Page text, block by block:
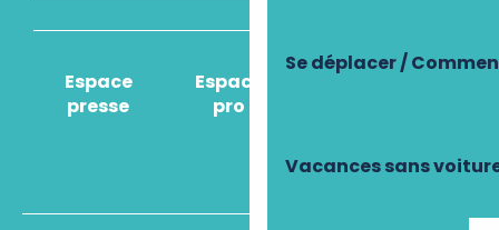
Se déplacer /
Vacances sans
Espace
presse
Espace
pro
Comment venir